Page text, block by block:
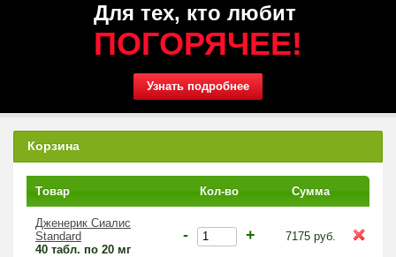
Для тех, кто любит
ПОГОРЯЧЕЕ!
Узнать подробнее
Корзина
Tовар Кол-во Сумма
Дженерик Сиалис
Standard
40 табл. по 20 мг
- + 7175 руб.